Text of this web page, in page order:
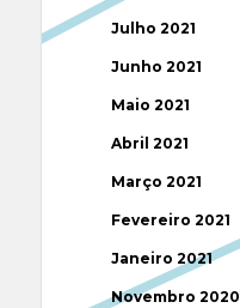
Julho 2021
Junho 2021
Maio 2021
Abril 2021
Março 2021
Fevereiro 2021
Janeiro 2021
Novembro 2020